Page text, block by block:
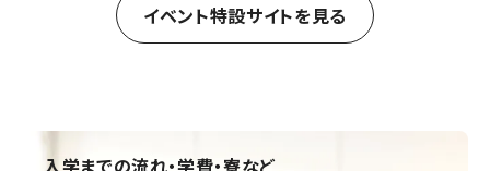
イベント特設サイトを見る
入学までの流れ・学費・寮など